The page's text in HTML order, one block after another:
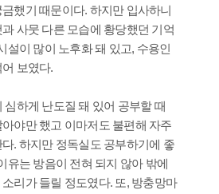
했기 때문이다. 하지만 입사하니
사뭇 다른 모습에 황당했던 기억
설이 많이 노후화 돼 있고, 수용인
보였다.
심하게 난도질 돼 있어 공부할 때
야만 했고 이마저도 불편해 자주
. 하지만 정독실도 공부하기에 좋
유는 방음이 전혀 되지 않아 밖에
리가 들릴 정도였다. 또, 방충망마